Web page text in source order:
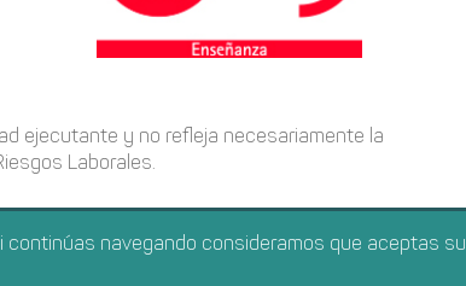
ejecutante y no refleja necesariamente la
Laborales.
CONTACTO
navegando consideramos que aceptas su